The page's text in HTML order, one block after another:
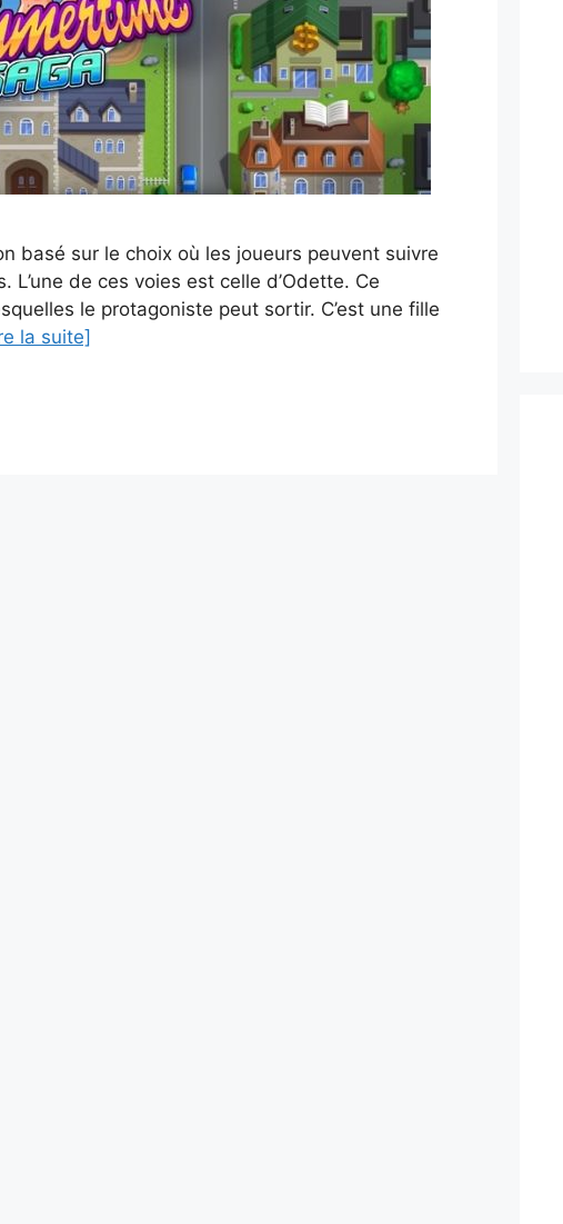
basé sur le choix où les joueurs peuvent suivre
de ces voies est celle d’Odette. Ce
le protagoniste peut sortir. C’est une fille
la suite]